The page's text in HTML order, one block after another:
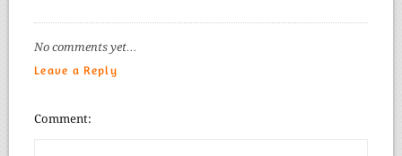
No comments yet…
Leave a Reply
Comment